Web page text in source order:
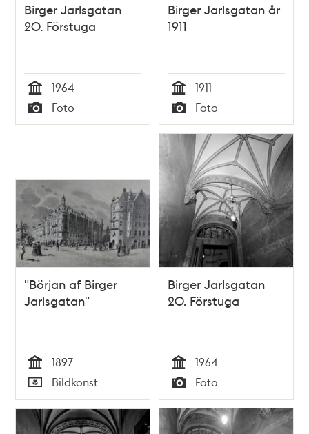
Birger Jarlsgatan
20. Förstuga
Tid
1964
Typ
Foto
Birger Jarlsgatan år
1911
Tid
1911
Typ
Foto
"Början af Birger
Jarlsgatan"
Tid
1897
Typ
Bildkonst
Birger Jarlsgatan
20. Förstuga
Tid
1964
Typ
Foto